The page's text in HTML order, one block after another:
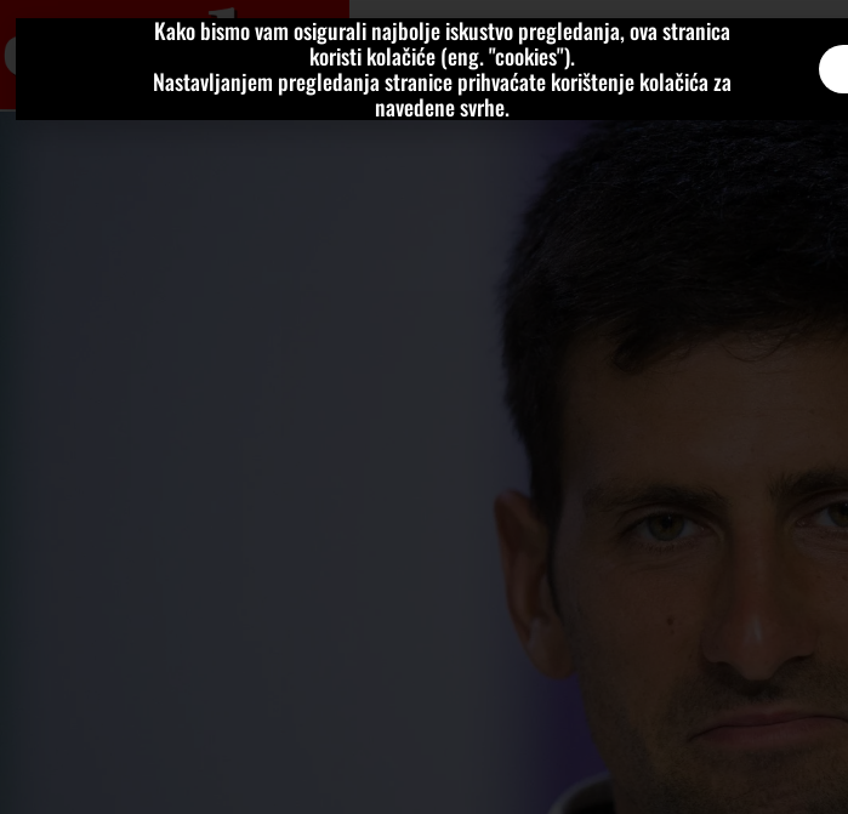
VIJESTI KOLUMNE KATEGORIJE INTERVJUI
Kako bismo vam osigurali najbolje iskustvo pregledanja, ova stranica
koristi kolačiće (eng. "cookies").
Nastavljanjem pregledanja stranice prihvaćate korištenje kolačića za
navedene svrhe.